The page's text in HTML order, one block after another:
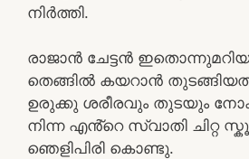
നിർത്തി.
രാജാൻ ചേട്ടൻ
തെങ്ങിൽ കയറാൻ
ഉരുക്കു ശരീരവും തുടയും
നിന്ന എൻ്റെ സ്വാതി ചിറ്റ
ഞെളിപിരി കൊണ്ടു.